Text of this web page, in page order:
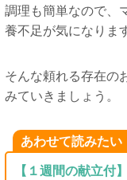
調理も簡単なので、
養不足が気になりま
そんな頼れる存在の
みていきましょう。
あわせて読みたい
【１週間の献立付